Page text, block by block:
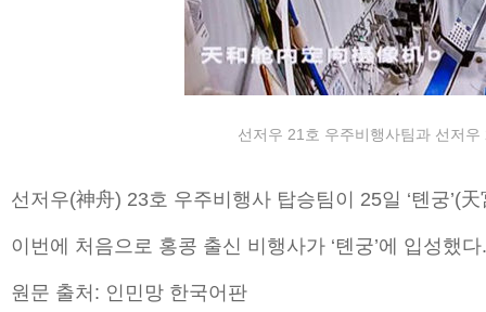
선저우 21호 우주비행사팀과 선저
선저우(神舟) 23호 우주비행사 탑승팀이 25일 ‘톈궁’(
이번에 처음으로 홍콩 출신 비행사가 ‘톈궁’에 입성
원문 출처: 인민망 한국어판